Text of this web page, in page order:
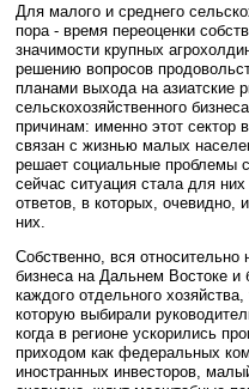
Для малого и среднего
пора - время переоценки
значимости крупных
решению вопросов
планами выхода на азиатские
сельскохозяйственного
причинам: именно этот сектор
связан с жизнью малых
решает социальные проблемы
сейчас ситуация стала для
ответов, в которых, очевидно,
них.
Собственно, вся относительно
бизнеса на Дальнем Востоке и
каждого отдельного
которую выбирали
когда в регионе ускорились
приходом как федеральных
иностранных инвесторов,